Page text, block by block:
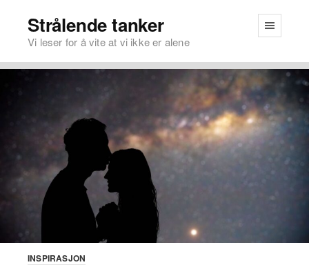
Strålende tanker
Vi leser for å vite at vi ikke er alene
INSPIRASJON